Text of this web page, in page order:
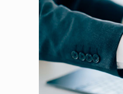
買収ニーズを登録する